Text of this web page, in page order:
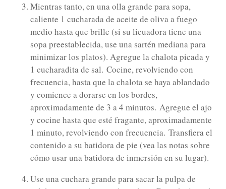
Mientras tanto, en una olla grande para sopa,
caliente 1 cucharada de aceite de oliva a fuego
medio hasta que brille (si su licuadora tiene una
sopa preestablecida, use una sartén mediana para
minimizar los platos). Agregue la chalota picada y
1 cucharadita de sal. Cocine, revolviendo con
frecuencia, hasta que la chalota se haya ablandado
y comience a dorarse en los bordes,
aproximadamente de 3 a 4 minutos. Agregue el ajo
y cocine hasta que esté fragante, aproximadamente
1 minuto, revolviendo con frecuencia. Transfiera el
contenido a su batidora de pie (vea las notas sobre
cómo usar una batidora de inmersión en su lugar).
Use una cuchara grande para sacar la pulpa de